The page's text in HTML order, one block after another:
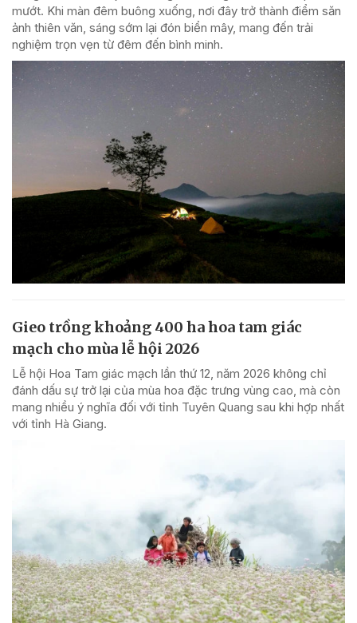
mướt. Khi màn đêm buông xuống, nơi đây trở thành điểm săn
ảnh thiên văn, sáng sớm lại đón biển mây, mang đến trải
nghiệm trọn vẹn từ đêm đến bình minh.
Gieo trồng khoảng 400 ha hoa tam giác
mạch cho mùa lễ hội 2026
Lễ hội Hoa Tam giác mạch lần thứ 12, năm 2026 không chỉ
đánh dấu sự trở lại của mùa hoa đặc trưng vùng cao, mà còn
mang nhiều ý nghĩa đối với tỉnh Tuyên Quang sau khi hợp nhất
với tỉnh Hà Giang.